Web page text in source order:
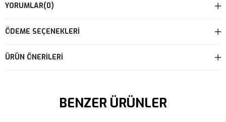
YORUMLAR(0)
ÖDEME SEÇENEKLERI
ÜRÜN ÖNERILERI
BENZER ÜRÜNLER